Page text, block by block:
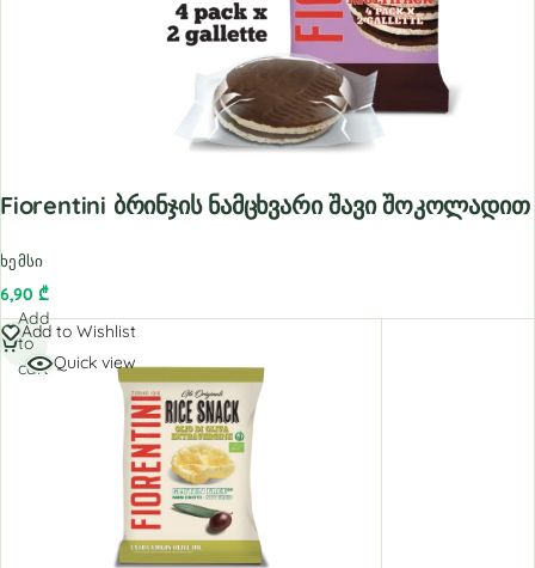
Fiorentini Ბრინჯის Ნამცხვარი Შავი Შოკოლადით
ხემსი
6,90 ₾
Add to Wishlist
Quick view
Add
to
cart